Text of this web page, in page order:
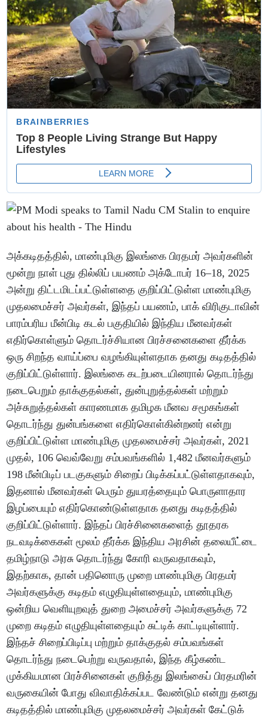
அக்கடிதத்தில், மாண்புமிகு இலங்கை பிரதமர் அவர்களின்
மூன்று நாள் புது தில்லிப் பயணம் அக்டோபர் 16–18, 2025
அன்று திட்டமிடப்பட்டுள்ளதை குறிப்பிட்டுள்ள மாண்புமிகு
முதலமைச்சர் அவர்கள், இந்தப் பயணம், பாக் விரிகுடாவின்
பாரம்பரிய மீன்பிடி கடல் பகுதியில் இந்திய மீனவர்கள்
எதிர்கொள்ளும் தொடர்ச்சியான பிரச்சனைகளை தீர்க்க
ஒரு சிறந்த வாய்ப்பை வழங்கியுள்ளதாக தனது கடிதத்தில்
குறிப்பிட்டுள்ளார். இலங்கை கடற்படையினரால் தொடர்ந்து
நடைபெறும் தாக்குதல்கள், துன்புறுத்தல்கள் மற்றும்
அச்சுறுத்தல்கள் காரணமாக தமிழக மீனவ சமூகங்கள்
தொடர்ந்து துன்பங்களை எதிர்கொள்கின்றனர் என்று
குறிப்பிட்டுள்ள மாண்புமிகு முதலமைச்சர் அவர்கள், 2021
முதல், 106 வெவ்வேறு சம்பவங்களில் 1,482 மீனவர்களும்
198 மீன்பிடிப் படகுகளும் சிறைப் பிடிக்கப்பட்டுள்ளதாகவும்,
இதனால் மீனவர்கள் பெரும் துயரத்தையும் பொருளாதார
இழப்பையும் எதிர்கொண்டுள்ளதாக தனது கடிதத்தில்
குறிப்பிட்டுள்ளார். இந்தப் பிரச்சினைகளைத் தூதரக
நடவடிக்கைகள் மூலம் தீர்க்க இந்திய அரசின் தலையீட்டை
தமிழ்நாடு அரசு தொடர்ந்து கோரி வருவதாகவும்,
இதற்காக, தான் பதினொரு முறை மாண்புமிகு பிரதமர்
அவர்களுக்கு கடிதம் எழுதியுள்ளதையும், மாண்புமிகு
ஒன்றிய வெளியுறவுத் துறை அமைச்சர் அவர்களுக்கு 72
முறை கடிதம் எழுதியுள்ளதையும் சுட்டிக் காட்டியுள்ளார்.
இந்தச் சிறைப்பிடிப்பு மற்றும் தாக்குதல் சம்பவங்கள்
தொடர்ந்து நடைபெற்று வருவதால், இந்த கீழ்கண்ட
முக்கியமான பிரச்சினைகள் குறித்து இலங்கைப் பிரதமரின்
வருகையின் போது விவாதிக்கப்பட வேண்டும் என்று தனது
கடிதத்தில் மாண்புமிகு முதலமைச்சர் அவர்கள் கேட்டுக்